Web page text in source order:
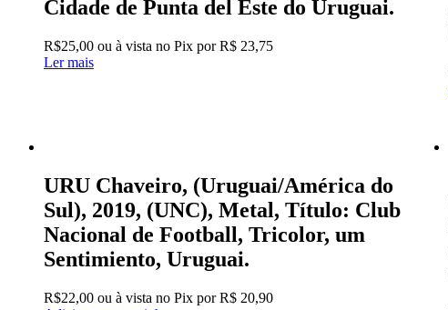
Cidade de Punta del Este do Uruguai.
R$25,00 ou à vista no Pix porR$ 23,75
Ler mais
URU Chaveiro, (Uruguai/América do
Sul), 2019, (UNC), Metal, Título: Club
Nacional de Football, Tricolor, um
Sentimiento, Uruguai.
R$22,00 ou à vista no Pix porR$ 20,90